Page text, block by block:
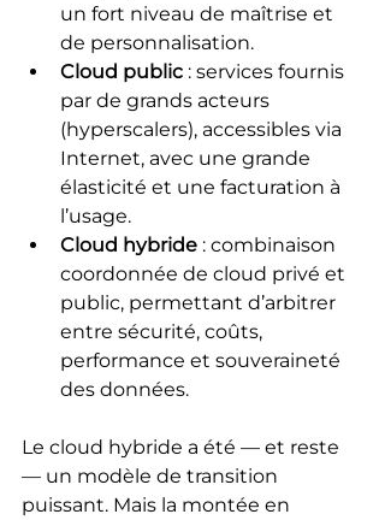
un fort niveau de maîtrise et
de personnalisation.
Cloud public : services fournis
par de grands acteurs
(hyperscalers), accessibles via
Internet, avec une grande
élasticité et une facturation à
l’usage.
Cloud hybride : combinaison
coordonnée de cloud privé et
public, permettant d’arbitrer
entre sécurité, coûts,
performance et souveraineté
des données.
Le cloud hybride a été — et reste
— un modèle de transition
puissant. Mais la montée en